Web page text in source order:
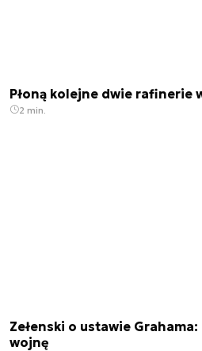
Płoną kolejne dwie rafinerie
2 min.
Zełenski o ustawie
wojnę